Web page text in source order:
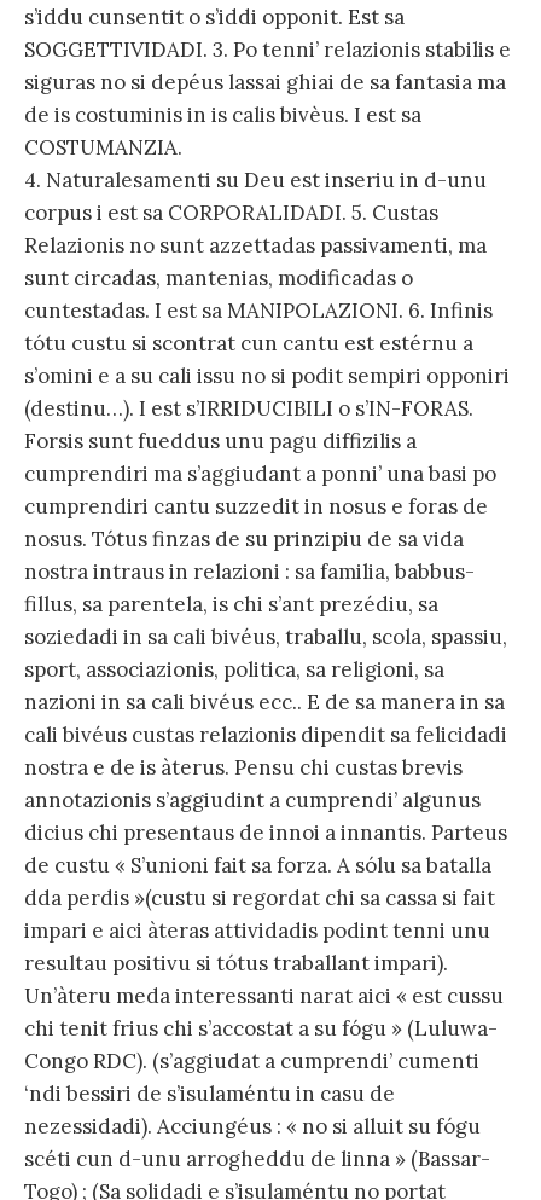
s’iddu cunsentit o s’iddi opponit. Est sa
SOGGETTIVIDADI. 3. Po tenni’ relazionis stabilis e
siguras no si depéus lassai ghiai de sa fantasia ma
de is costuminis in is calis bivèus. I est sa
COSTUMANZIA.
4. Naturalesamenti su Deu est inseriu in d-unu
corpus i est sa CORPORALIDADI. 5. Custas
Relazionis no sunt azzettadas passivamenti, ma
sunt circadas, mantenias, modificadas o
cuntestadas. I est sa MANIPOLAZIONI. 6. Infinis
tótu custu si scontrat cun cantu est estérnu a
s’omini e a su cali issu no si podit sempiri opponiri
(destinu…). I est s’IRRIDUCIBILI o s’IN-FORAS.
Forsis sunt fueddus unu pagu diffizilis a
cumprendiri ma s’aggiudant a ponni’ una basi po
cumprendiri cantu suzzedit in nosus e foras de
nosus. Tótus finzas de su prinzipiu de sa vida
nostra intraus in relazioni : sa familia, babbus-
fillus, sa parentela, is chi s’ant prezédiu, sa
soziedadi in sa cali bivéus, traballu, scola, spassiu,
sport, associazionis, politica, sa religioni, sa
nazioni in sa cali bivéus ecc.. E de sa manera in sa
cali bivéus custas relazionis dipendit sa felicidadi
nostra e de is àterus. Pensu chi custas brevis
annotazionis s’aggiudint a cumprendi’ algunus
dicius chi presentaus de innoi a innantis. Parteus
de custu « S’unioni fait sa forza. A sólu sa batalla
dda perdis »(custu si regordat chi sa cassa si fait
impari e aici àteras attividadis podint tenni unu
resultau positivu si tótus traballant impari).
Un’àteru meda interessanti narat aici « est cussu
chi tenit frius chi s’accostat a su fógu » (Luluwa-
Congo RDC). (s’aggiudat a cumprendi’ cumenti
‘ndi bessiri de s’isulaméntu in casu de
nezessidadi). Acciungéus : « no si alluit su fógu
scéti cun d-unu arrogheddu de linna » (Bassar-
Togo) ; (Sa solidadi e s’isulaméntu no portat